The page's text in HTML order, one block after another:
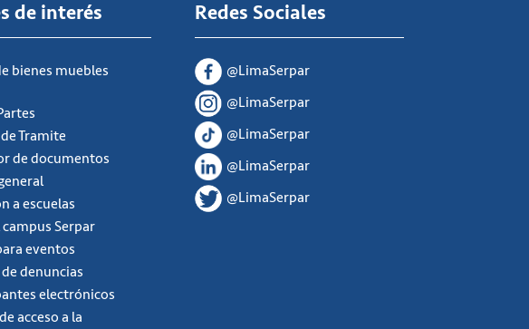
de interés
bienes muebles
Tramite
de documentos
a escuelas
Serpar
eventos
denuncias
electrónicos
acceso a la
Redes Sociales
@LimaSerpar
@LimaSerpar
@LimaSerpar
@LimaSerpar
@LimaSerpar